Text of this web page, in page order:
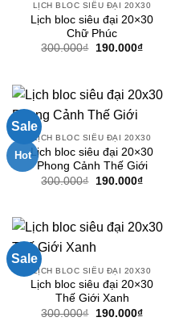
LỊCH BLOC SIÊU ĐẠI 20X30
Lịch bloc siêu đại 20×30
Chữ Phúc
300.000₫
Giá
190.000₫Giá
Sale
Hot
LỊCH BLOC SIÊU ĐẠI 20X30
Lịch bloc siêu đại 20×30
Phong Cảnh Thế Giới
300.000₫
Giá
190.000₫Giá
Sale
LỊCH BLOC SIÊU ĐẠI 20X30
Lịch bloc siêu đại 20×30
Thế Giới Xanh
300.000₫
Giá
190.000₫Giá